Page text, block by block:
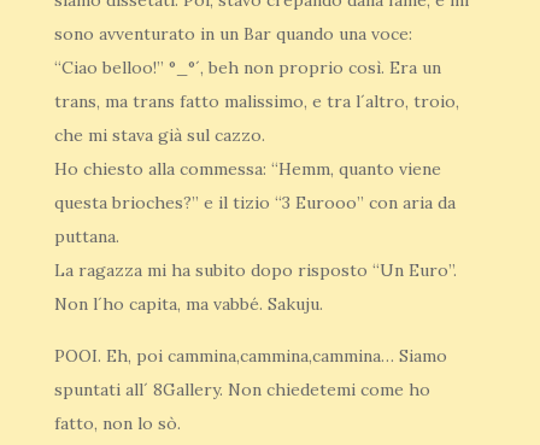
sono avventurato in un Bar quando una voce:
“Ciao belloo!” °_°´, beh non proprio così. Era un
trans, ma trans fatto malissimo, e tra l´altro, troio,
che mi stava già sul cazzo.
Ho chiesto alla commessa: “Hemm, quanto viene
questa brioches?” e il tizio “3 Eurooo” con aria da
puttana.
La ragazza mi ha subito dopo risposto “Un Euro”.
Non l´ho capita, ma vabbé. Sakuju.
POOI. Eh, poi cammina,cammina,cammina… Siamo
spuntati all´ 8Gallery. Non chiedetemi come ho
fatto, non lo sò.